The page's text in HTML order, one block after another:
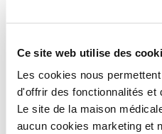
Ce site web utilise des
Les cookies nous
d'offrir des fonctionnalités et
Le site de la maison
aucun cookies marketing et
Prendre un traitement
bronchodilatateurs et
mieux respirer.